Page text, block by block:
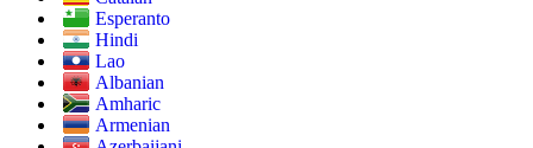
Esperanto
Hindi
Lao
Albanian
Amharic
Armenian